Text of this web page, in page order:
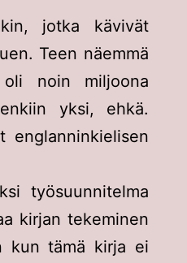
jotka kävivät
Teen näemmä
oli noin miljoona
yksi, ehkä.
englanninkielisen
työsuunnitelma
kirjan tekeminen
kun tämä kirja ei